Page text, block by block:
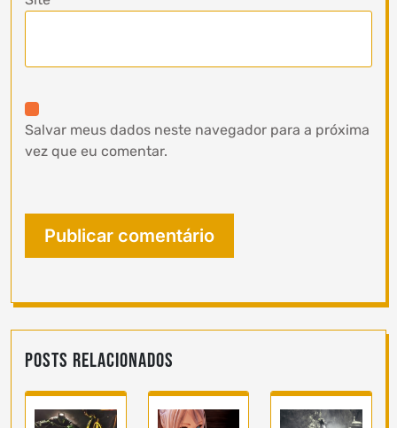
Salvar meus dados neste navegador para a próxima
vez que eu comentar.
Posts Relacionados